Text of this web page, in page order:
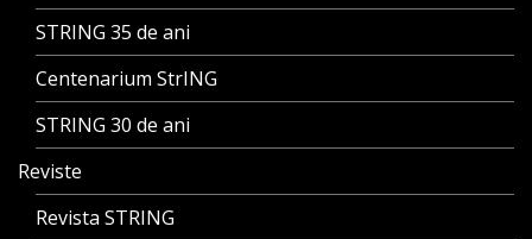
STRING 35 de ani
Centenarium StrING
STRING 30 de ani
Reviste
Revista STRING